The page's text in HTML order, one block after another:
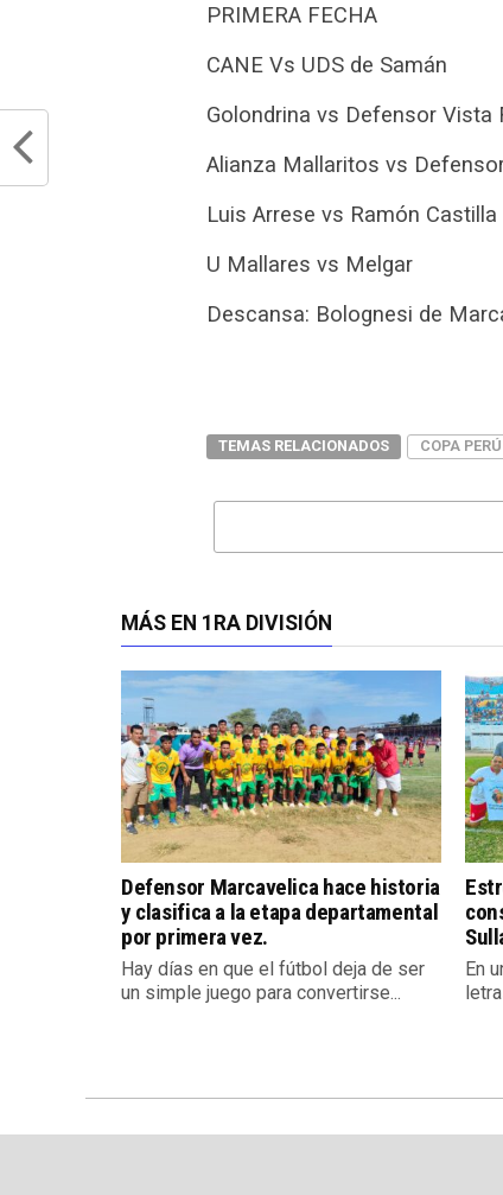
PRIMERA FECHA
CANE Vs UDS de Samán
Golondrina vs Defensor Vista
Alianza Mallaritos vs
Luis Arrese vs Ramón Castilla
U Mallares vs Melgar
Descansa: Bolognesi de
TEMAS RELACIONADOS COPA PERÚ
MÁS EN 1RA DIVISIÓN
Defensor Marcavelica hace historia
y clasifica a la etapa departamental
por primera vez.
Hay días en que el fútbol deja de ser
un simple juego para convertirse...
En